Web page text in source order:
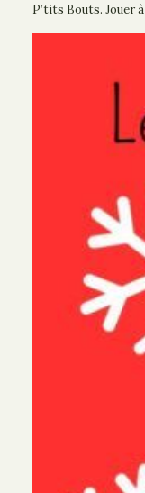
P’tits Bouts. Jouer